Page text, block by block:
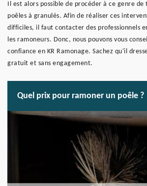
Il est alors possible de procéder à ce genre de
poêles à granulés. Afin de réaliser ces
difficiles, il faut contacter des professionnels
les ramoneurs. Donc, nous pouvons vous
confiance en KR Ramonage. Sachez qu'il
gratuit et sans engagement.
Quel prix pour ramoner un poêle ?